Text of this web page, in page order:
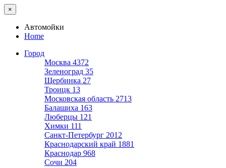
×
Автомойки
Home
Город
Москва 4372
Зеленоград 35
Щербинка 27
Троицк 13
Московская область 2713
Балашиха 163
Люберцы 121
Химки 111
Санкт-Петербург 2012
Краснодарский край 1881
Краснодар 968
Сочи 204